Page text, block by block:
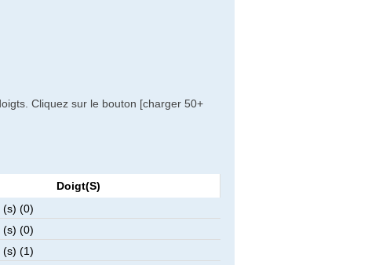
Cliquez sur le bouton [charger 50+
Doigt(s)
(s) (0)
(s) (0)
(s) (1)